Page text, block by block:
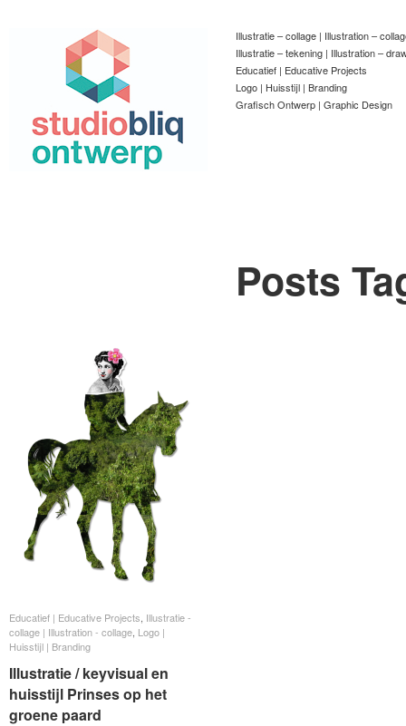
Illustratie – collage | Illustration –
Illustratie – tekening | Illustration –
Educatief | Educative Projects
Logo | Huisstijl | Branding
Grafisch Ontwerp | Graphic Design
Posts
Educatief | Educative Projects Illustratie -
collage | Illustration - collage Logo |
Huisstijl | Branding
Illustratie / keyvisual en
huisstijl Prinses op het
groene paard
Educatief | Educative Projects Illustratie -
collage | Illustration - collage Logo |
Huisstijl | Branding
Illustratie / keyvisual en
huisstijl Prinses op het
groene paard